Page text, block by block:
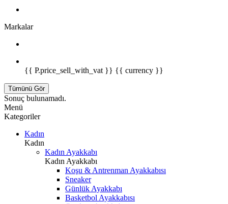
Markalar
{{ P.price_sell_with_vat }} {{ currency }}
Tümünü Gör
Sonuç bulunamadı.
Menü
Kategoriler
Kadın
Kadın
Kadın Ayakkabı
Kadın Ayakkabı
Koşu & Antrenman Ayakkabısı
Sneaker
Günlük Ayakkabı
Basketbol Ayakkabısı